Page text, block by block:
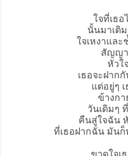
ใจที่เธ
นั้นมาเติ
ใจเหงาและ
สัญญ
หัวใ
เธอจะฝาก
แต่อยู่ๆ
ข้างกา
วันเดิมๆ
คืนสู่ใจฉัน
ที่เธอฝากฉัน มันก็